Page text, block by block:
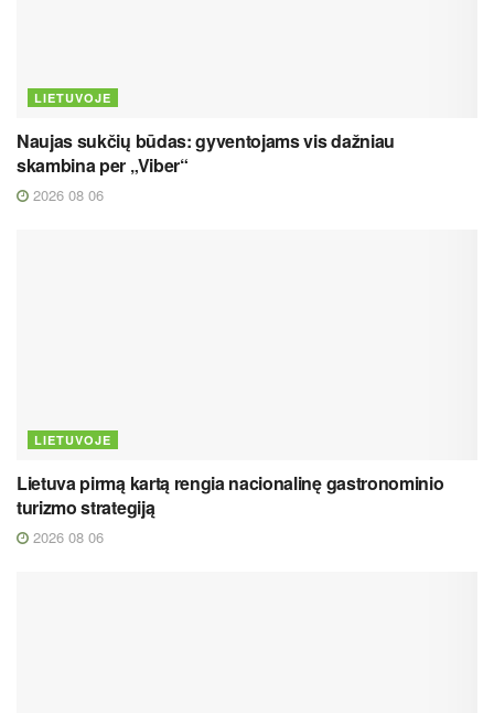
LIETUVOJE
Naujas sukčių būdas: gyventojams vis dažniau
skambina per „Viber“
2026 08 06
LIETUVOJE
Lietuva pirmą kartą rengia nacionalinę gastronominio
turizmo strategiją
2026 08 06